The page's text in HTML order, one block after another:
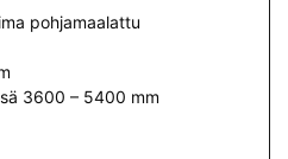
pohjamaalattu
3600 – 5400 mm